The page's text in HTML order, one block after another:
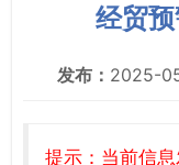
经贸
发布： 2025-
提示：当前信